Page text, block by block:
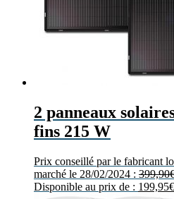
2 panneaux
fins 215 W
Prix conseillé par le fabricant
marché le 28/02/2024 : 399,90
Disponible au prix de : 199,95€